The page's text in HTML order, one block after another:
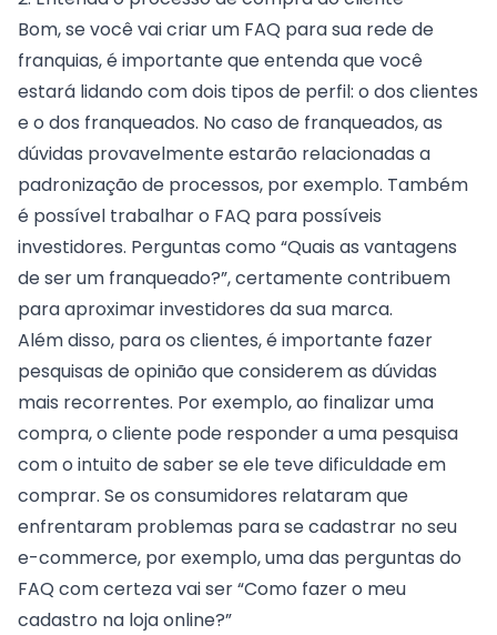
Bom, se você vai criar um FAQ para sua rede de
franquias, é importante que entenda que você
estará lidando com dois tipos de perfil: o dos clientes
e o dos franqueados. No caso de franqueados, as
dúvidas provavelmente estarão relacionadas a
padronização de processos, por exemplo. Também
é possível trabalhar o FAQ para possíveis
investidores. Perguntas como “Quais as vantagens
de ser um franqueado?”, certamente contribuem
para aproximar investidores da sua marca.
Além disso, para os clientes, é importante fazer
pesquisas de opinião que considerem as dúvidas
mais recorrentes. Por exemplo, ao finalizar uma
compra, o cliente pode responder a uma pesquisa
com o intuito de saber se ele teve dificuldade em
comprar. Se os consumidores relataram que
enfrentaram problemas para se cadastrar no seu
e-commerce, por exemplo, uma das perguntas do
FAQ com certeza vai ser “Como fazer o meu
cadastro na loja online?”